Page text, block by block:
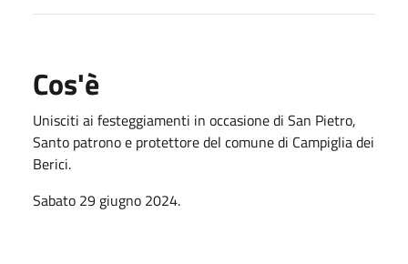
Cos'è
Unisciti ai festeggiamenti in occasione di San Pietro,
Santo patrono e protettore del comune di Campiglia dei
Berici.
Sabato 29 giugno 2024.